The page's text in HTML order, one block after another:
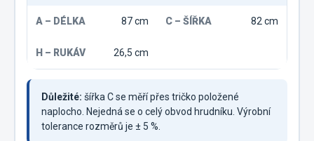
87 cm 82 cm
26,5 cm
Důležité: šířka C se měří přes tričko položené
naplocho. Nejedná se o celý obvod hrudníku. Výrobní
tolerance rozměrů je ± 5 %.